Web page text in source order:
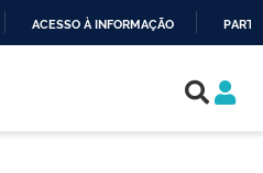
ACESSO À INFORMAÇÃO